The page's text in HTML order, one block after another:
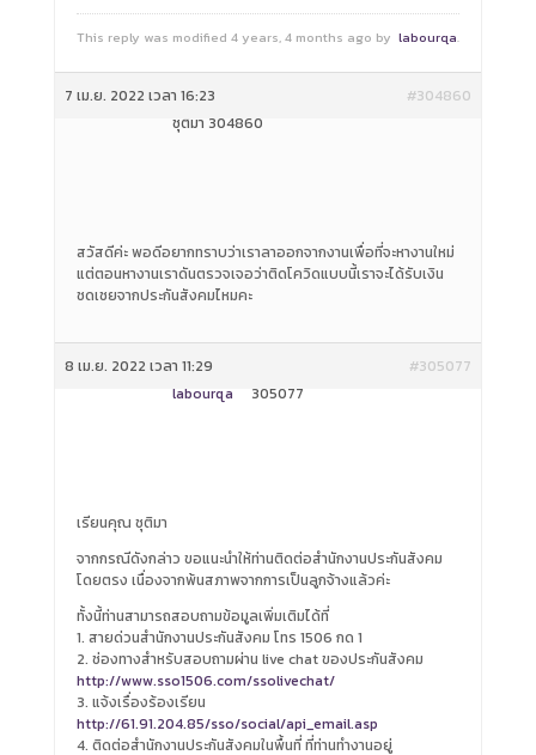
This reply was modified 4 years, 4 months ago by labourqa.
7 เม.ย. 2022 เวลา 16:23
#304860
ชุติมา 304860
สวัสดีค่ะ พอดีอยากทราบว่าเราลาออกจากงานเพื่อที่จะหางานใหม่
แต่ตอนหางานเราดันตรวจเจอว่าติดโควิดแบบนี้เราจะได้รับเงิน
ชดเชยจากประกันสังคมไหมคะ
8 เม.ย. 2022 เวลา 11:29
#305077
labourqa
305077
เรียนคุณ ชุติมา
จากกรณีดังกล่าว ขอแนะนำให้ท่านติดต่อสำนักงานประกันสังคม
โดยตรง เนื่องจากพ้นสภาพจากการเป็นลูกจ้างแล้วค่ะ
ทั้งนี้ท่านสามารถสอบถามข้อมูลเพิ่มเติมได้ที่
1. สายด่วนสำนักงานประกันสังคม โทร 1506 กด 1
2. ช่องทางสำหรับสอบถามผ่าน live chat ของประกันสังคม
http://www.sso1506.com/ssolivechat/
3. แจ้งเรื่องร้องเรียน
http://61.91.204.85/sso/social/api_email.asp
4. ติดต่อสำนักงานประกันสังคมในพื้นที่ ที่ท่านทำงานอยู่